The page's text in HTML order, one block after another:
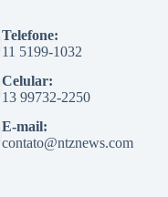
Telefone:
11 5199-1032
Celular:
13 99732-2250
E-mail:
contato@ntznews.com